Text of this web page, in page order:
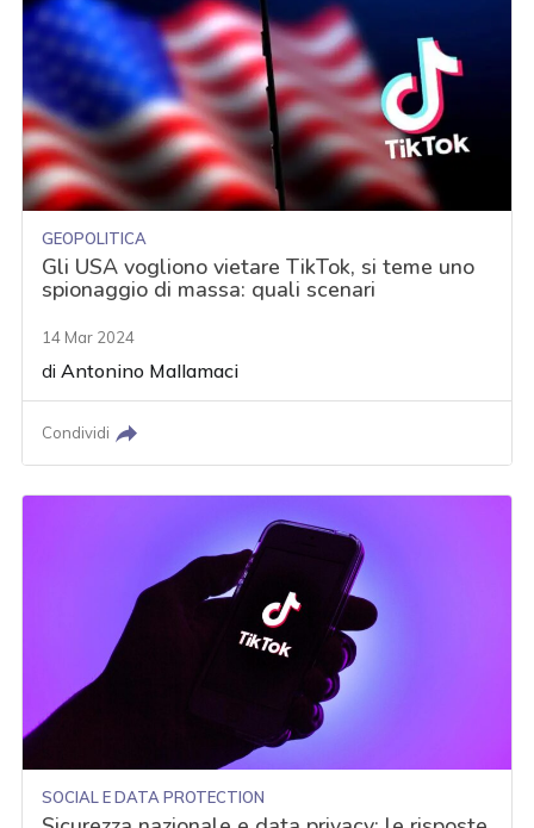
GEOPOLITICA
Gli USA vogliono vietare TikTok, si teme uno
spionaggio di massa: quali scenari
14 Mar 2024
diAntonino Mallamaci
Condividi
SOCIAL E DATA PROTECTION